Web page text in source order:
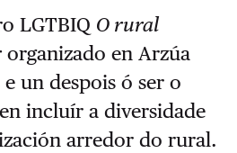
LGTBIQ O rural
organizado en Arzúa
un despois ó ser o
incluír a diversidade
arredor do rural.